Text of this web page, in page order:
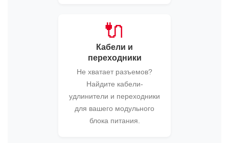
🔌
Кабели и
переходники
Не хватает разъемов?
Найдите кабели-
удлинители и переходники
для вашего модульного
блока питания.